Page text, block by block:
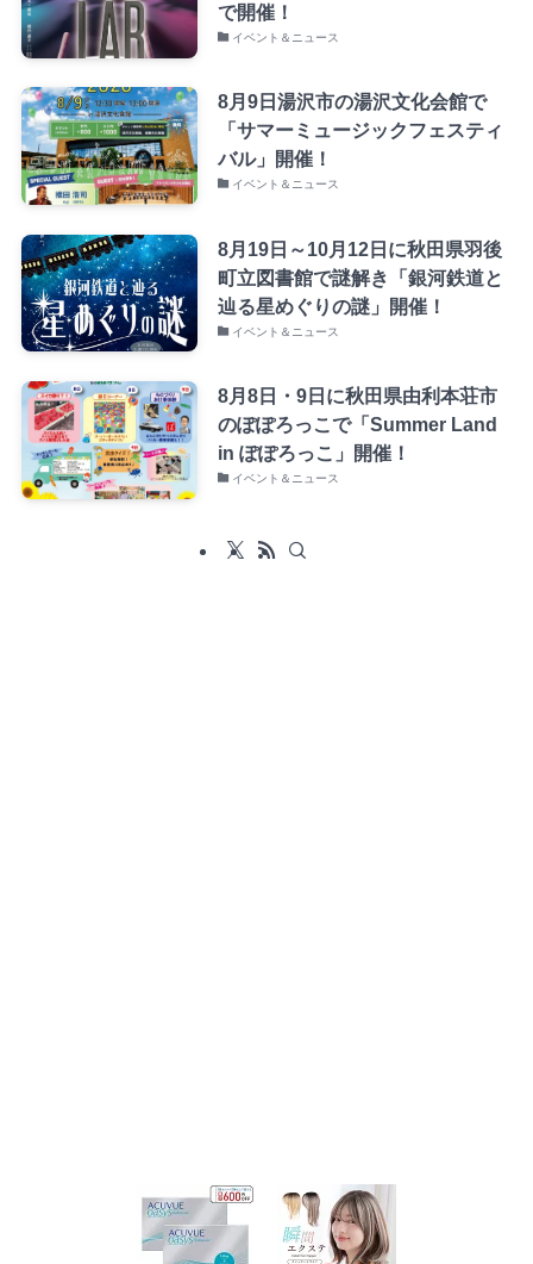
で開催！
イベント＆ニュース
8月9日湯沢市の湯沢文化会館で
「サマーミュージックフェスティ
バル」開催！
イベント＆ニュース
8月19日～10月12日に秋田県羽後
町立図書館で謎解き「銀河鉄道と
辿る星めぐりの謎」開催！
イベント＆ニュース
8月8日・9日に秋田県由利本荘市
のぽぽろっこで「Summer Land
in ぽぽろっこ」開催！
イベント＆ニュース